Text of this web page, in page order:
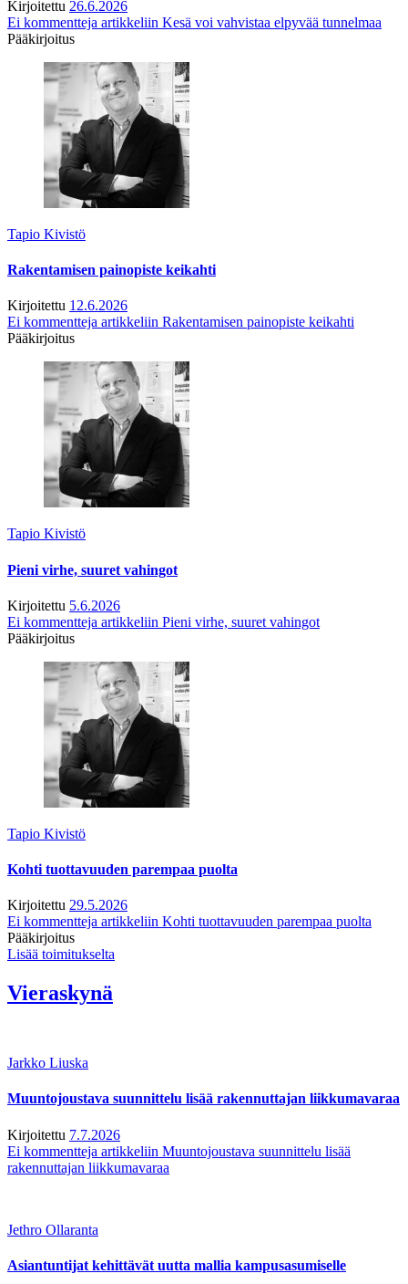
Kirjoitettu 26.6.2026
Ei kommentteja artikkeliin Kesä voi vahvistaa elpyvää tunnelmaa
Pääkirjoitus
Tapio Kivistö
Rakentamisen painopiste keikahti
Kirjoitettu 12.6.2026
Ei kommentteja artikkeliin Rakentamisen painopiste keikahti
Pääkirjoitus
Tapio Kivistö
Pieni virhe, suuret vahingot
Kirjoitettu 5.6.2026
Ei kommentteja artikkeliin Pieni virhe, suuret vahingot
Pääkirjoitus
Tapio Kivistö
Kohti tuottavuuden parempaa puolta
Kirjoitettu 29.5.2026
Ei kommentteja artikkeliin Kohti tuottavuuden parempaa puolta
Pääkirjoitus
Lisää toimitukselta
Vieraskynä
Jarkko Liuska
Muuntojoustava suunnittelu lisää rakennuttajan liikkumavaraa
Kirjoitettu 7.7.2026
Ei kommentteja artikkeliin Muuntojoustava suunnittelu lisää
rakennuttajan liikkumavaraa
Jethro Ollaranta
Asiantuntijat kehittävät uutta mallia kampusasumiselle